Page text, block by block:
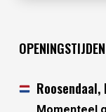
Roosendaal,